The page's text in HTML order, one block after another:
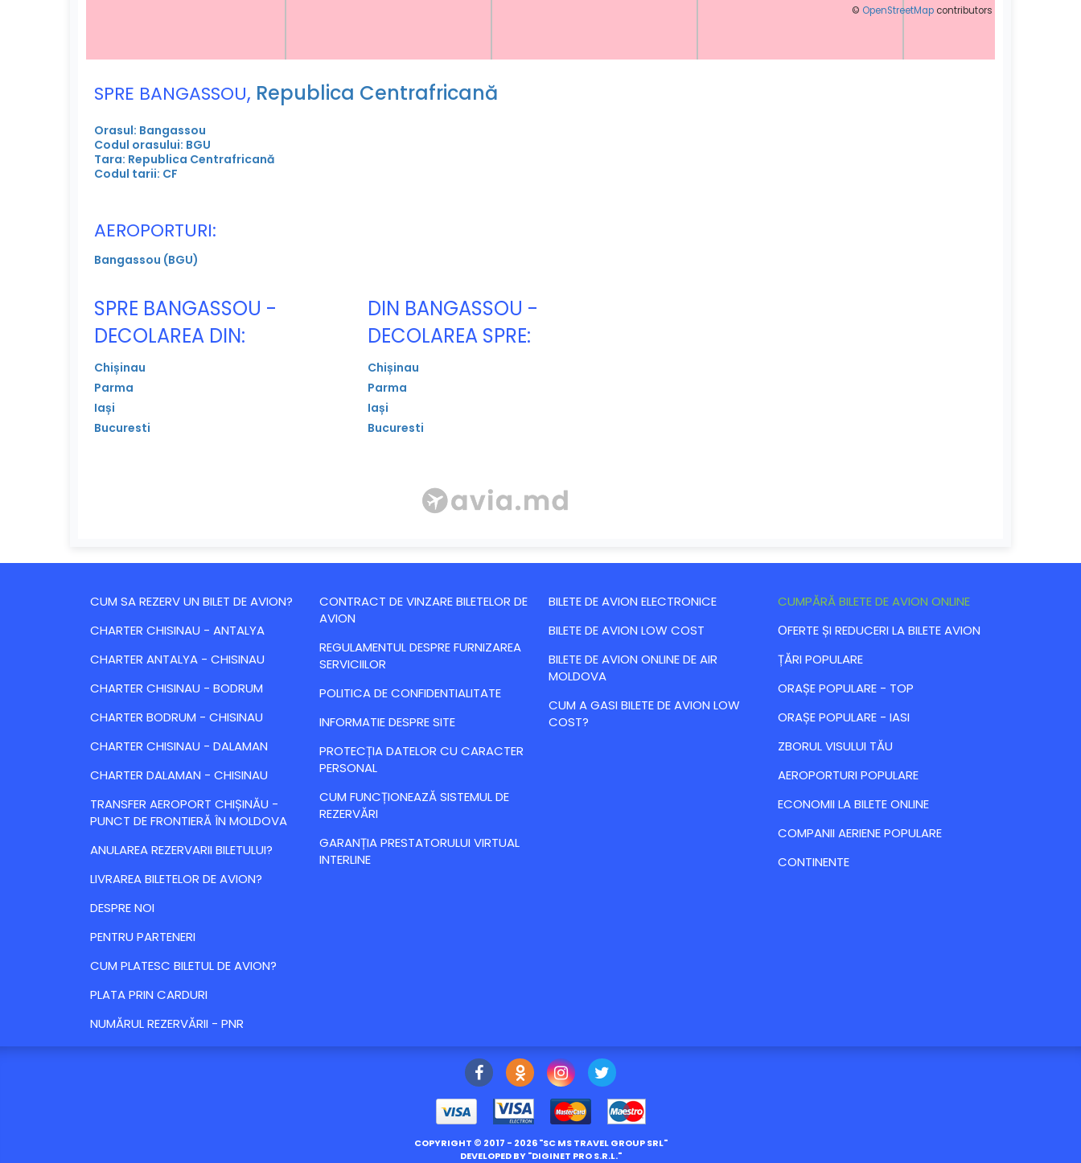
© OpenStreetMap contributors
SPRE BANGASSOU, Republica Centrafricană
Orasul: Bangassou
Codul orasului: BGU
Tara: Republica Centrafricană
Codul tarii: CF
AEROPORTURI:
Bangassou (BGU)
SPRE BANGASSOU -
DECOLAREA DIN:
Chișinau
Parma
Iași
Bucuresti
DIN BANGASSOU -
DECOLAREA SPRE:
Chișinau
Parma
Iași
Bucuresti
CUM SA REZERV UN BILET DE AVION?
CHARTER CHISINAU - ANTALYA
CHARTER ANTALYA - CHISINAU
CHARTER CHISINAU - BODRUM
CHARTER BODRUM - CHISINAU
CHARTER CHISINAU - DALAMAN
CHARTER DALAMAN - CHISINAU
TRANSFER AEROPORT CHIȘINĂU -
PUNCT DE FRONTIERĂ ÎN MOLDOVA
ANULAREA REZERVARII BILETULUI?
LIVRAREA BILETELOR DE AVION?
DESPRE NOI
PENTRU PARTENERI
CUM PLATESC BILETUL DE AVION?
PLATA PRIN CARDURI
NUMĂRUL REZERVĂRII - PNR
CONTRACT DE VINZARE BILETELOR DE
AVION
REGULAMENTUL DESPRE FURNIZAREA
SERVICIILOR
POLITICA DE CONFIDENTIALITATE
INFORMATIE DESPRE SITE
PROTECȚIA DATELOR CU CARACTER
PERSONAL
CUM FUNCȚIONEAZĂ SISTEMUL DE
REZERVĂRI
GARANȚIA PRESTATORULUI VIRTUAL
INTERLINE
BILETE DE AVION ELECTRONICE
BILETE DE AVION LOW COST
BILETE DE AVION ONLINE DE AIR
MOLDOVA
CUM A GASI BILETE DE AVION LOW
COST?
CUMPĂRĂ BILETE DE AVION ONLINE
ОFERTE ȘI REDUCERI LA BILETE AVION
ȚĂRI POPULARE
ORAȘE POPULARE - TOP
ORAȘE POPULARE - IASI
ZBORUL VISULUI TĂU
AEROPORTURI POPULARE
ECONOMII LA BILETE ONLINE
COMPANII AERIENE POPULARE
CONTINENTE
COPYRIGHT © 2017 - 2026 "SC MS TRAVEL GROUP SRL"
DEVELOPED BY "DIGINET PRO S.R.L."